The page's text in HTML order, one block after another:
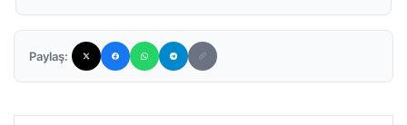
Paylaş: